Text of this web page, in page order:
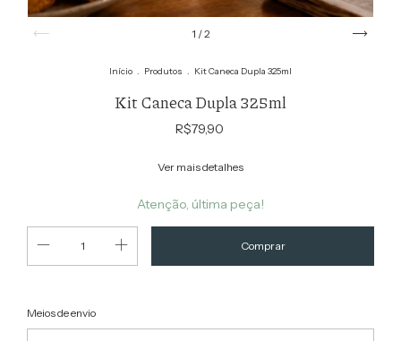
1 /2
Início . Produtos . Kit Caneca Dupla 325ml
Kit Caneca Dupla 325ml
R$79,90
Ver mais detalhes
Atenção, última peça!
Entregas para o CEP:
Meios de envio